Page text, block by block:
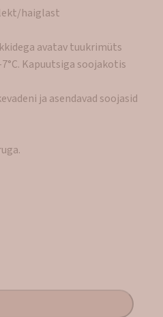
haiglast
avatav tuukrimüts
Kapuutsiga soojakotis
ja asendavad soojasid